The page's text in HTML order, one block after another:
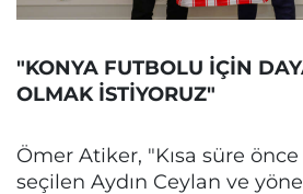
"KONYA FUTBOLU İÇİN
OLMAK İSTİYORUZ"
Ömer Atiker, "Kısa süre önce
seçilen Aydın Ceylan ve